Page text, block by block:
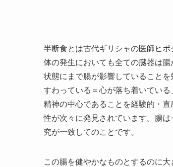
半断食とは古代ギリシャの医師ヒ
体の発生においても全ての臓器は
状態にまで腸が影響していること
すわっている＝心が落ち着いてい
精神の中心であることを経験的・
性が次々に発見されています。腸
究が一致してのことです。
この腸を健やかなものとするのに